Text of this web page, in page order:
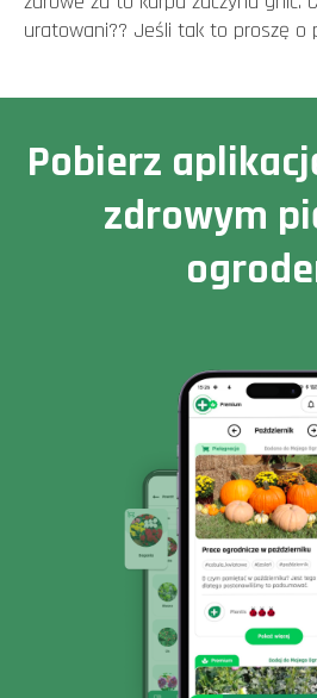
uratowani?? Jeśli tak to proszę o
Pobierz
zdrowym